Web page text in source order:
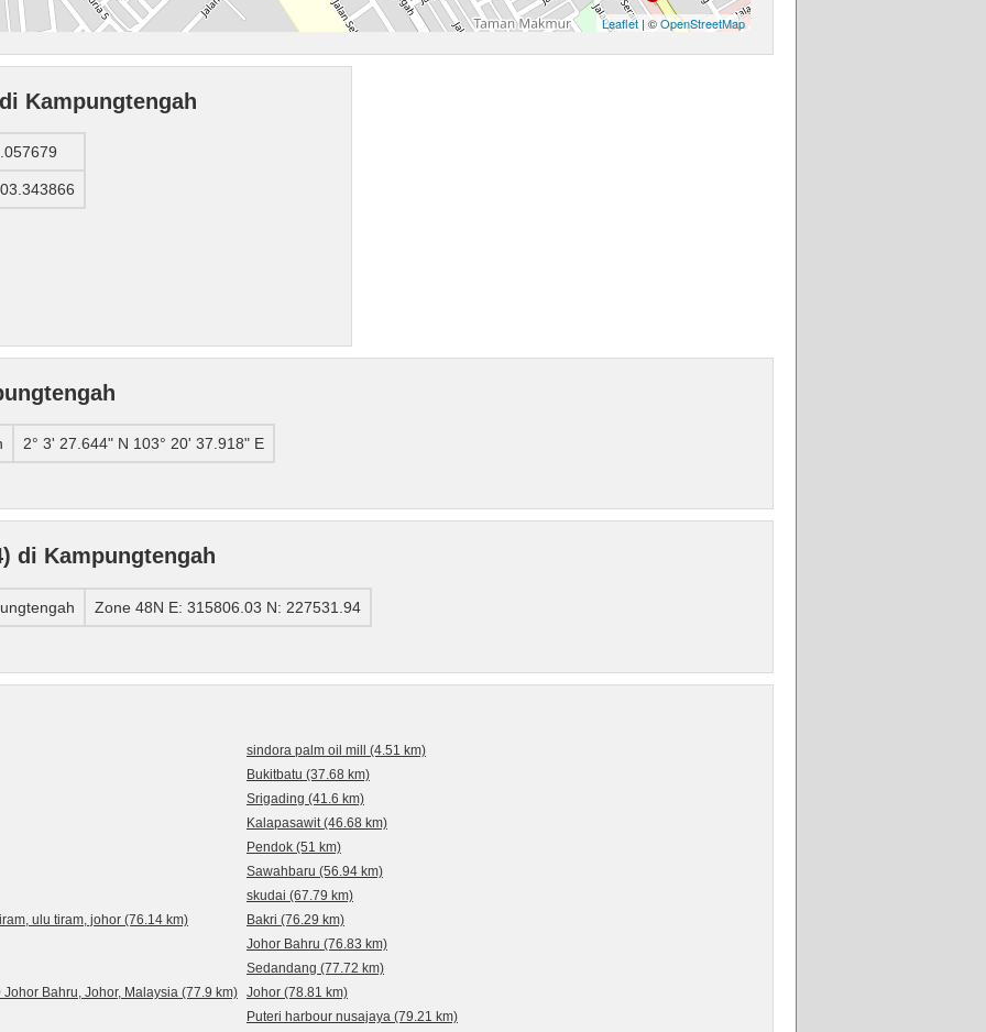
Leaflet | ©OpenStreetMap
Kampungtengah
2° 3' 27.644" N 103° 20' 37.918" E
di Kampungtengah
Zone 48N E: 315806.03 N: 227531.94
sindora palm oil mill (4.51 km)
Bukitbatu (37.68 km)
Srigading (41.6 km)
Kalapasawit (46.68 km)
Pendok (51 km)
Sawahbaru (56.94 km)
skudai (67.79 km)
ulu tiram, johor (76.14 km)
Bakri (76.29 km)
Johor Bahru (76.83 km)
Sedandang (77.72 km)
Bahru, Johor, Malaysia (77.9 km) Johor (78.81 km)
Puteri harbour nusajaya (79.21 km)